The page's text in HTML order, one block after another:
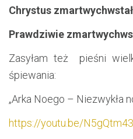
Chrystus
Prawdziwie
Zasyłam też pieśni
śpiewania:
„Arka Noego – Niezwykła
https://youtu.be/